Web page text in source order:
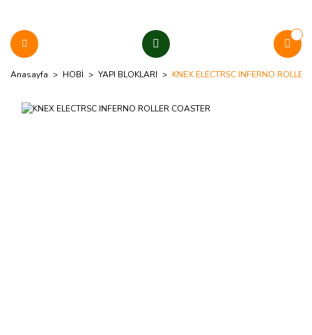
Anasayfa HOBİ YAPI BLOKLARI KNEX ELECTRSC INFERNO ROLLER